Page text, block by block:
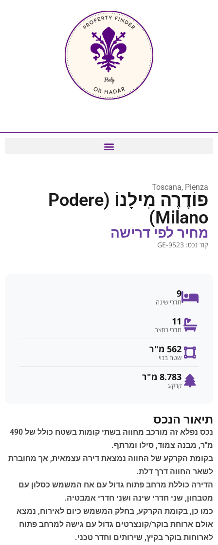
Toscana, Pienza
פוֹדֶרֶה מִילָנוֹ (Podere
Milano)
מחיר לפי דרישה
קוד נכס: GE-9523
9
חדרי שינה
11
חדרי רחצה
562 מ"ר
שטח בנוי
8.783 מ"ר
קרקע
תיאור הנכס
נכס נפלא זה מורכב מחווה בשתי קומות בשטח כולל של 490
מ"ר, מבנה צמוד, סילו ומרתף.
בקומת הקרקע של החווה נמצאת דירה עצמאית, אך מחוברת
לשאר החווה דרך דלת.
הדירה כוללת מרחב פתוח גדול עם אח המשמש כסלון עם
מטבחון, שני חדרי שינה ושני חדרי אמבטיה.
כמו כן, בקומת הקרקע, בחלק המשמש כיום לאירוח, נמצא
אולם ארוחת בוקר/קונצרטים גדול עם גישה למרחב פתוח
לארוחות בוקר בקיץ, שירותים וחדר טכני.